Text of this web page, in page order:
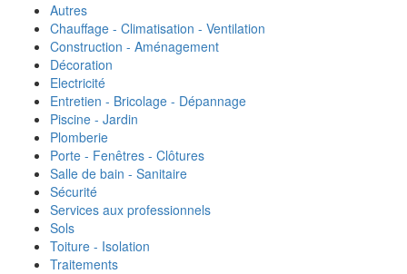
Autres
Chauffage - Climatisation - Ventilation
Construction - Aménagement
Décoration
Electricité
Entretien - Bricolage - Dépannage
Piscine - Jardin
Plomberie
Porte - Fenêtres - Clôtures
Salle de bain - Sanitaire
Sécurité
Services aux professionnels
Sols
Toiture - Isolation
Traitements